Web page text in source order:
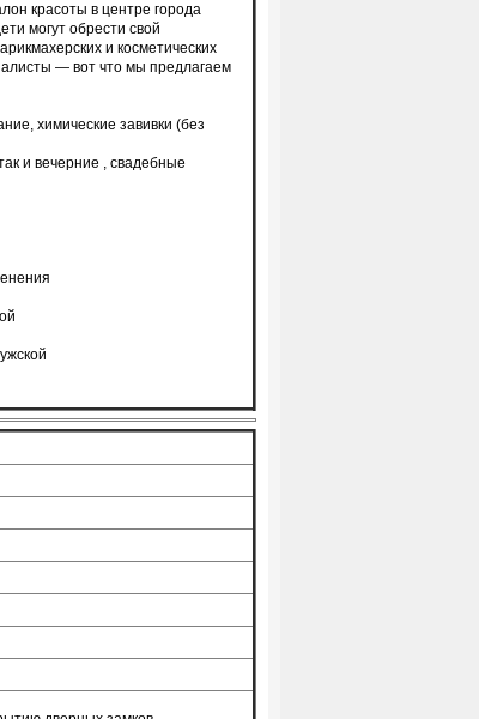
красоты в центре города
могут обрести свой
и косметических
— вот что мы предлагаем
химические завивки (без
и вечерние , свадебные